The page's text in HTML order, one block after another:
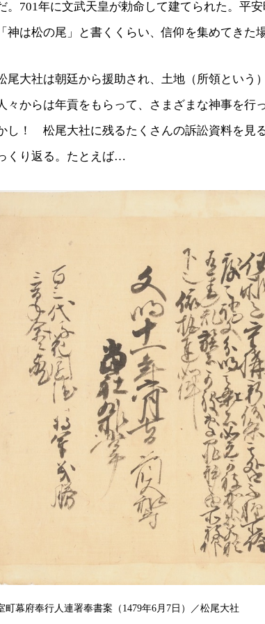
。701年に文武天皇が勅命して建てられた。平
「神は松の尾」と書くくらい、信仰を集めてきた
尾大社は朝廷から援助され、土地（所領という
々からは年貢をもらって、さまざまな神事を
し！ 松尾大社に残るたくさんの訴訟資料を見
くり返る。たとえば…
町幕府奉行人連署奉書案（1479年6月7日）／松尾大社